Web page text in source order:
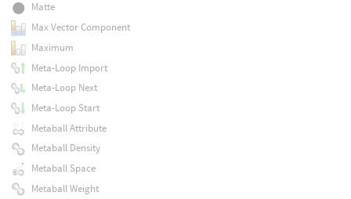
Matte
Max Vector Component
Maximum
Meta-Loop Import
Meta-Loop Next
Meta-Loop Start
Metaball Attribute
Metaball Density
Metaball Space
Metaball Weight